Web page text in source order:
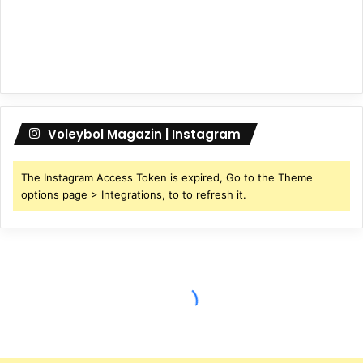
Voleybol Magazin | Instagram
The Instagram Access Token is expired, Go to the Theme
options page > Integrations, to to refresh it.